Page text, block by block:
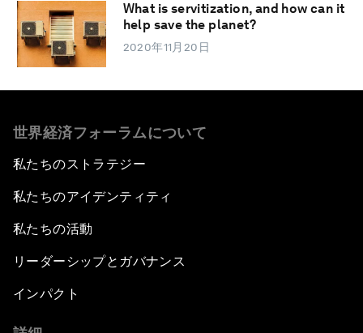
What is servitization, and how can it
help save the planet?
2020年11月20日
世界経済フォーラムについて
私たちのストラテジー
私たちのアイデンティティ
私たちの活動
リーダーシップとガバナンス
インパクト